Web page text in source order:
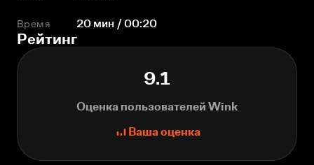
Время 20 мин / 00:20
Рейтинг
9.1
Оценка пользователей Wink
Ваша оценка